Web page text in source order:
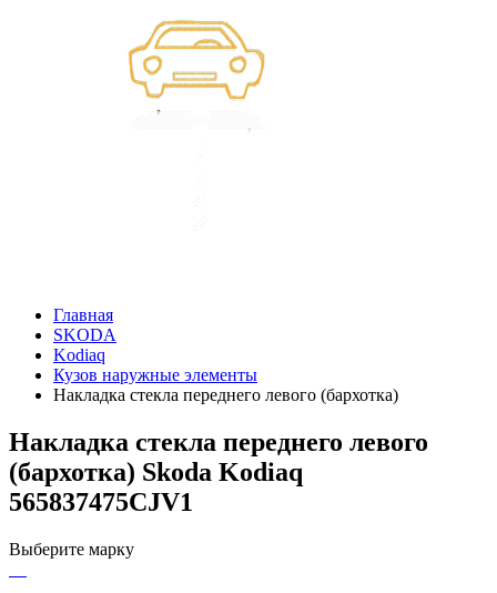
Главная
SKODA
Kodiaq
Кузов наружные элементы
Накладка стекла переднего левого (бархотка)
Накладка стекла переднего левого
(бархотка) Skoda Kodiaq
565837475CJV1
Выберите марку